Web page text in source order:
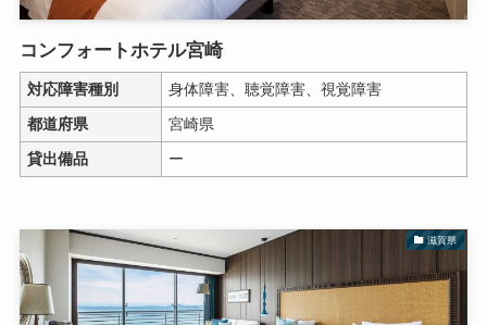
コンフォートホテル宮崎
対応障害種別
身体障害、聴覚障害、視覚障害
都道府県
宮崎県
貸出備品
ー
滋賀県